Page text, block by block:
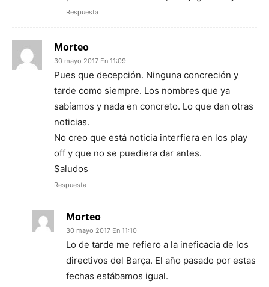
Respuesta
Morteo
30 mayo 2017 En 11:09
Pues que decepción. Ninguna concreción y
tarde como siempre. Los nombres que ya
sabíamos y nada en concreto. Lo que dan otras
noticias.
No creo que está noticia interfiera en los play
off y que no se puediera dar antes.
Saludos
Respuesta
Morteo
30 mayo 2017 En 11:10
Lo de tarde me refiero a la ineficacia de los
directivos del Barça. El año pasado por estas
fechas estábamos igual.